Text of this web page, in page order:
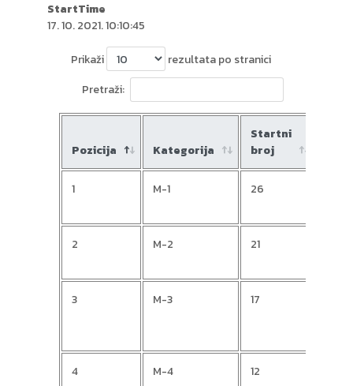
StartTime
17. 10. 2021. 10:10:45
Prikaži
rezultata po stranici
Pretraži:
Pozicija Kategorija
Startni
broj
1 M-1 26
2 M-2 21
3 M-3 17
4 M-4 12